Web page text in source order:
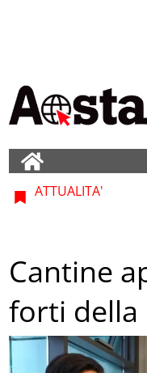
ATTUALITA'
Cantine
forti della